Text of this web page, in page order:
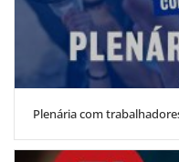
Plenária com